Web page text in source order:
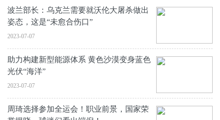
波兰部长：乌克兰需要就沃伦大屠杀做出
姿态，这是“未愈合伤口”
2023-07-07
助力构建新型能源体系 黄色沙漠变身蓝色
光伏“海洋”
2023-07-07
周琦选择参加全运会！职业前景，国家荣